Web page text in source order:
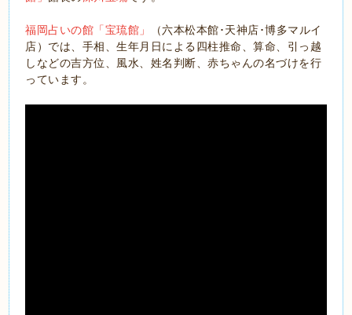
福岡占いの館「宝琉館」
（六本松本館･天神店･博多マルイ
店）では、手相、生年月日による四柱推命、算命、引っ越
しなどの吉方位、風水、姓名判断、赤ちゃんの名づけを行
っています。